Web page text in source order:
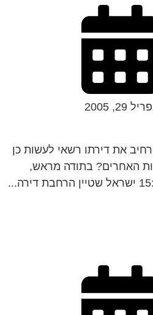
29, 2005
את דירתו רשאי לעשות כן
האחרים? בתודה מראש,